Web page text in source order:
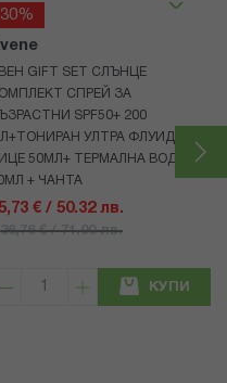
30%
GIFT SET СЛЪНЦЕ
СПРЕЙ ЗА
SPF50+ 200
УЛТРА ФЛУИД ЗА
50МЛ+ ТЕРМАЛНА ВОДА
+ ЧАНТА
€ / 50.32 лв.
36,76 € / 71.90 лв.
КУПИ